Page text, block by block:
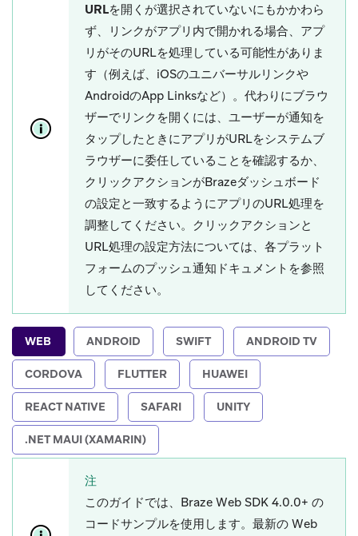
URLを開く が選択されていないにもかかわら
ず、リンクがアプリ内で開かれる場合、アプ
リがそのURLを処理している可能性がありま
す（例えば、iOSのユニバーサルリンクや
AndroidのApp Linksなど）。代わりにブラウ
ザーでリンクを開くには、ユーザーが通知を
タップしたときにアプリがURLをシステムブ
ラウザーに委任していることを確認するか、
クリックアクションがBrazeダッシュボード
の設定と一致するようにアプリのURL処理を
調整してください。クリックアクションと
URL処理の設定方法については、各プラット
フォームのプッシュ通知ドキュメントを参照
してください。
WEB ANDROID SWIFT ANDROID TV
CORDOVA FLUTTER HUAWEI
REACT NATIVE SAFARI UNITY
.NET MAUI (XAMARIN)
注
このガイドでは、Braze Web SDK 4.0.0+ の
コードサンプルを使用します。最新の Web